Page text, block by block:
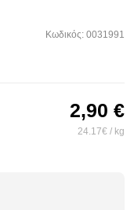
Κωδικός: 0031991
2,90 €
24.17€ / kg